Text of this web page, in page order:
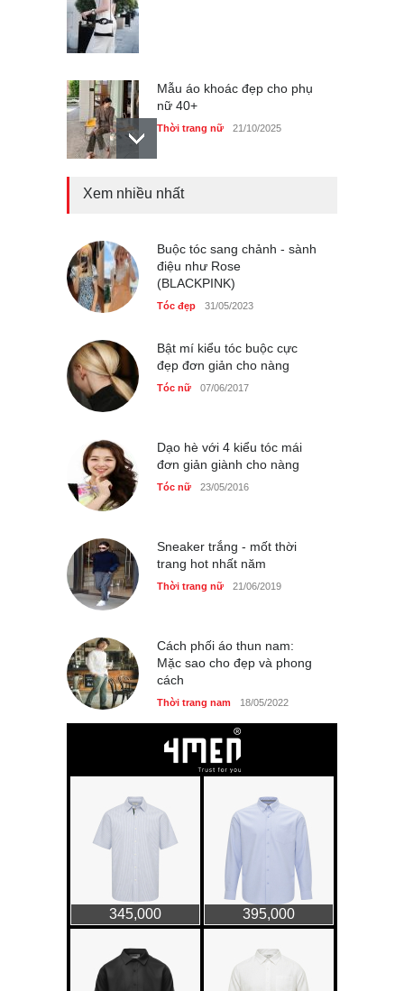
Mẫu áo khoác đẹp cho phụ
nữ 40+
Thời trang nữ 21/10/2025
Chiếc áo dài cưới của Hoa
sáng tạo mới của giới trẻ
Thời trang nữ 21/10/2025
Xem nhiều nhất
Buộc tóc sang chảnh - sành
điệu như Rose
(BLACKPINK)
Tóc đẹp 31/05/2023
Bật mí kiểu tóc buộc cực
đẹp đơn giản cho nàng
Tóc nữ 07/06/2017
Dạo hè với 4 kiểu tóc mái
đơn giản giành cho nàng
Tóc nữ 23/05/2016
Sneaker trắng - mốt thời
trang hot nhất năm
Thời trang nữ 21/06/2019
Cách phối áo thun nam:
Mặc sao cho đẹp và phong
cách
Thời trang nam 18/05/2022